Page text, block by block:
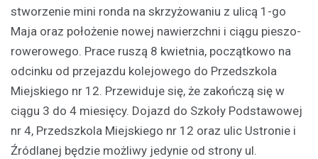
stworzenie mini ronda na skrzyżowaniu z ulicą 1-go
Maja oraz położenie nowej nawierzchni i ciągu pieszo-
rowerowego. Prace ruszą 8 kwietnia, początkowo na
odcinku od przejazdu kolejowego do Przedszkola
Miejskiego nr 12. Przewiduje się, że zakończą się w
ciągu 3 do 4 miesięcy. Dojazd do Szkoły Podstawowej
nr 4, Przedszkola Miejskiego nr 12 oraz ulic Ustronie i
Źródlanej będzie możliwy jedynie od strony ul.